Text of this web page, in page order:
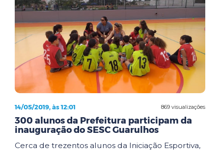
869 visualizações
14/05/2019, às 12:01
300 alunos da Prefeitura participam da
inauguração do SESC Guarulhos
Cerca de trezentos alunos da Iniciação Esportiva,